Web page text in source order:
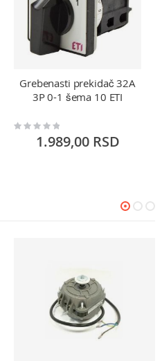
Grebenasti prekidač 32A
3P 0-1 šema 10 ETI
Rating:
1.989,00 RSD